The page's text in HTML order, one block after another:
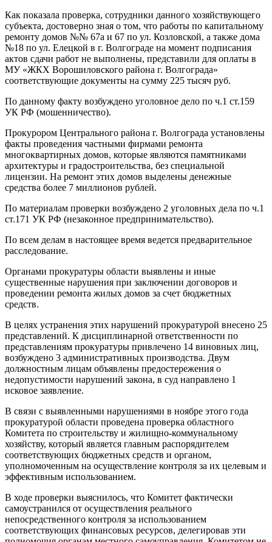
Как показала проверка, сотрудники данного хозяйствующего
субъекта, достоверно зная о том, что работы по капитальному
ремонту домов №№ 67а и 67 по ул. Козловской, а также дома
№18 по ул. Елецкой в г. Волгограде на момент подписания
актов сдачи работ не выполнены, представили для оплаты в
МУ «ЖКХ Ворошиловского района г. Волгограда»
соответствующие документы на сумму 225 тысяч руб.
По данному факту возбуждено уголовное дело по ч.1 ст.159
УК РФ (мошенничество).
Прокурором Центрального района г. Волгограда установлены
факты проведения частными фирмами ремонта
многоквартирных домов, которые являются памятниками
архитектуры и градостроительства, без специальной
лицензии. На ремонт этих домов выделены денежные
средства более 7 миллионов рублей.
По материалам проверки возбуждено 2 уголовных дела по ч.1
ст.171 УК РФ (незаконное предпринимательство).
По всем делам в настоящее время ведется предварительное
расследование.
Органами прокуратуры области выявлены и иные
существенные нарушения при заключении договоров и
проведении ремонта жилых домов за счет бюджетных
средств.
В целях устранения этих нарушений прокуратурой внесено 25
представлений. К дисциплинарной ответственности по
представлениям прокуратуры привлечено 14 виновных лиц,
возбуждено 3 административных производства. Двум
должностным лицам объявлены предостережения о
недопустимости нарушений закона, в суд направлено 1
исковое заявление.
В связи с выявленными нарушениями в ноябре этого года
прокуратурой области проведена проверка областного
Комитета по строительству и жилищно-коммунальному
хозяйству, который является главным распорядителем
соответствующих бюджетных средств и органом,
уполномоченным на осуществление контроля за их целевым и
эффективным использованием.
В ходе проверки выяснилось, что Комитет фактически
самоустранился от осуществления реального
непосредственного контроля за использованием
соответствующих финансовых ресурсов, делегировав эти